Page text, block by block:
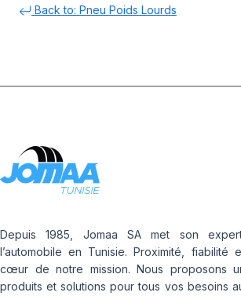
Back to: Pneu Poids Lourds
Depuis 1985, Jomaa SA met son
l’automobile en Tunisie. Proximité, fiabilité
cœur de notre mission. Nous proposons
produits et solutions pour tous vos besoins